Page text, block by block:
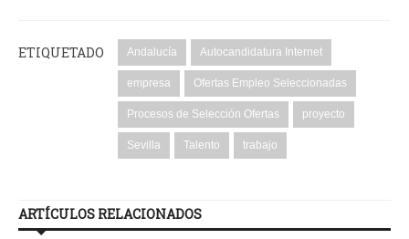
ETIQUETADO Andalucía Autocandidatura Internet
empresa Ofertas Empleo Seleccionadas
Procesos de Selección Ofertas proyecto
Sevilla Talento trabajo
ARTÍCULOS RELACIONADOS